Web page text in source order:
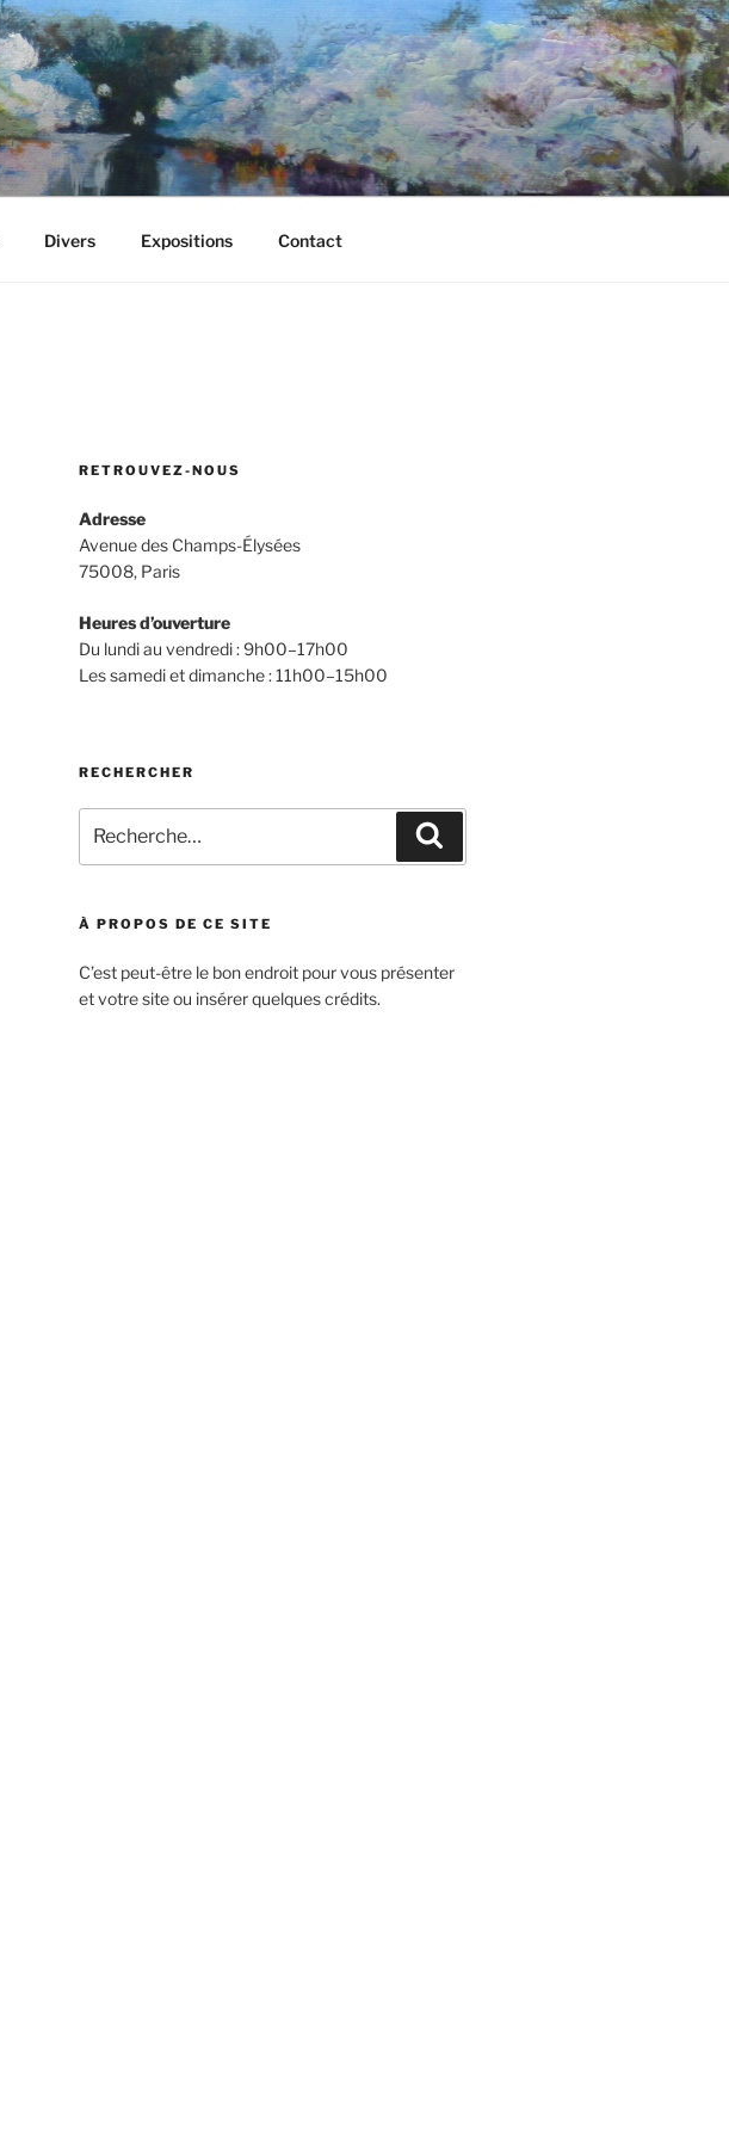
Divers Expositions Contact
RETROUVEZ-NOUS
Adresse
Avenue des Champs-Élysées
75008, Paris
Heures d’ouverture
Du lundi au vendredi : 9h00–17h00
Les samedi et dimanche : 11h00–15h00
RECHERCHER
pour
:
À PROPOS DE CE SITE
C’est peut-être le bon endroit pour vous présenter
et votre site ou insérer quelques crédits.